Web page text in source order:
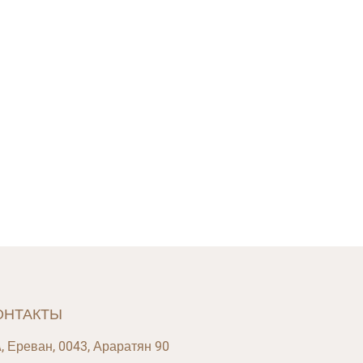
Ереван, 0043, Араратян 90